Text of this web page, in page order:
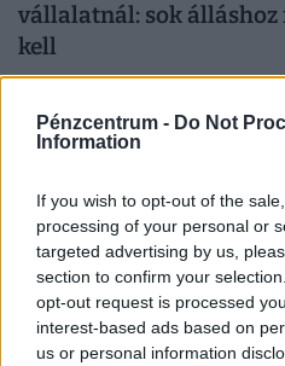
Pénzcentrum - Do Not
Information
If you wish to opt-out of the
processing of your personal or
targeted advertising by us,
section to confirm your
opt-out request is processed
interest-based ads based on
us or personal information
vállalatnál: sok álláshoz
kell
Heti összefoglaló a
cikkeiből: ezek a témák
olvasókat.